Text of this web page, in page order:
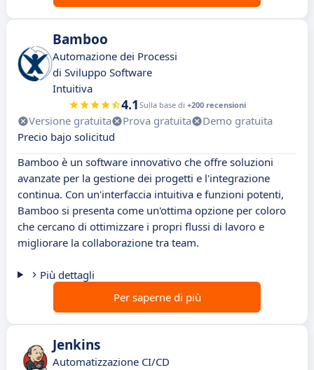
Bamboo
Automazione dei Processi
di Sviluppo Software
Intuitiva
4.1 Sulla base di +200 recensioni
Versione gratuita Prova gratuita
Demo gratuita
Precio bajo solicitud
Bamboo è un software innovativo che offre soluzioni
avanzate per la gestione dei progetti e l'integrazione
continua. Con un'interfaccia intuitiva e funzioni potenti,
Bamboo si presenta come un'ottima opzione per coloro
che cercano di ottimizzare i propri flussi di lavoro e
migliorare la collaborazione tra team.
Più dettagli
Per saperne di più
Jenkins
Automatizzazione CI/CD